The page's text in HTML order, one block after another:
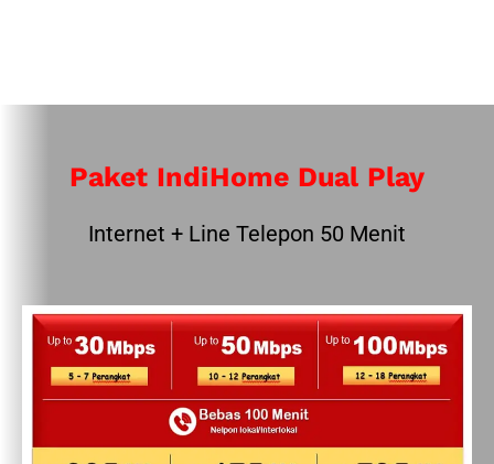
Paket IndiHome Dual Play
Internet + Line Telepon 50 Menit